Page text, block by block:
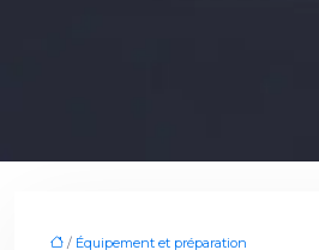
/ Équipement et préparation